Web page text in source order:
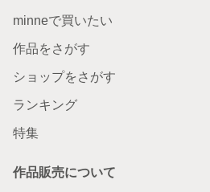
minneで買いたい
作品をさがす
ショップをさがす
ランキング
特集
作品販売について